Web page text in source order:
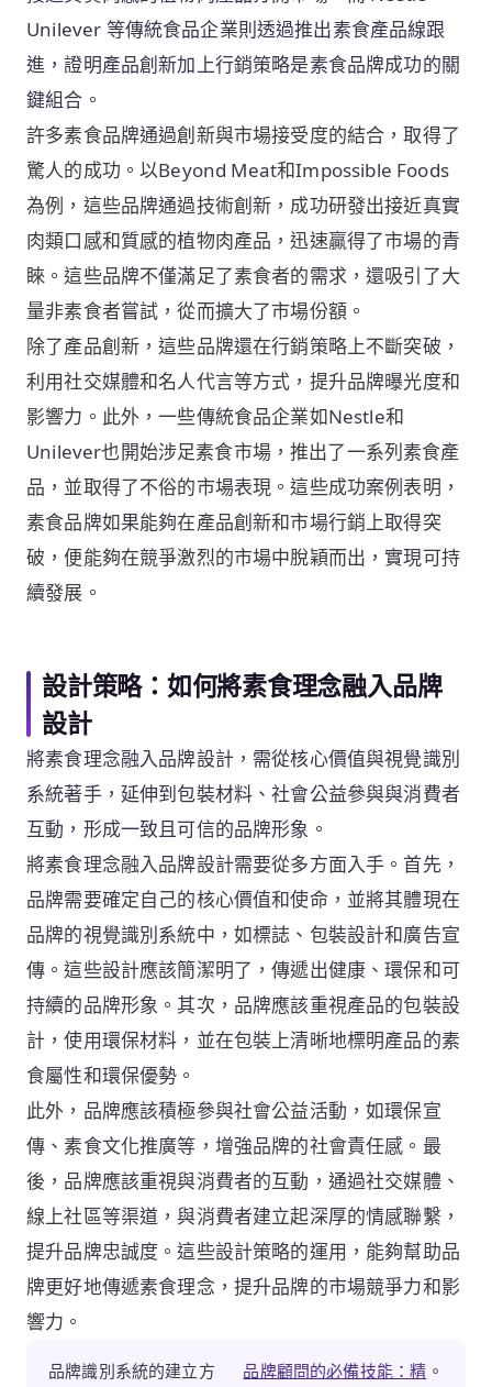
Unilever 等傳統食品企業則透過推出素食產品線跟
進，證明產品創新加上行銷策略是素食品牌成功的關
鍵組合。
許多素食品牌通過創新與市場接受度的結合，取得了
驚人的成功。以Beyond Meat和Impossible Foods
為例，這些品牌通過技術創新，成功研發出接近真實
肉類口感和質感的植物肉產品，迅速贏得了市場的青
睞。這些品牌不僅滿足了素食者的需求，還吸引了大
量非素食者嘗試，從而擴大了市場份額。
除了產品創新，這些品牌還在行銷策略上不斷突破，
利用社交媒體和名人代言等方式，提升品牌曝光度和
影響力。此外，一些傳統食品企業如Nestle和
Unilever也開始涉足素食市場，推出了一系列素食產
品，並取得了不俗的市場表現。這些成功案例表明，
素食品牌如果能夠在產品創新和市場行銷上取得突
破，便能夠在競爭激烈的市場中脫穎而出，實現可持
續發展。
設計策略：如何將素食理念融入品牌
設計
將素食理念融入品牌設計，需從核心價值與視覺識別
系統著手，延伸到包裝材料、社會公益參與與消費者
互動，形成一致且可信的品牌形象。
將素食理念融入品牌設計需要從多方面入手。首先，
品牌需要確定自己的核心價值和使命，並將其體現在
品牌的視覺識別系統中，如標誌、包裝設計和廣告宣
傳。這些設計應該簡潔明了，傳遞出健康、環保和可
持續的品牌形象。其次，品牌應該重視產品的包裝設
計，使用環保材料，並在包裝上清晰地標明產品的素
食屬性和環保優勢。
此外，品牌應該積極參與社會公益活動，如環保宣
傳、素食文化推廣等，增強品牌的社會責任感。最
後，品牌應該重視與消費者的互動，通過社交媒體、
線上社區等渠道，與消費者建立起深厚的情感聯繫，
提升品牌忠誠度。這些設計策略的運用，能夠幫助品
牌更好地傳遞素食理念，提升品牌的市場競爭力和影
響力。
品牌識別系統的建立方
品牌顧問的必備技能：精 。